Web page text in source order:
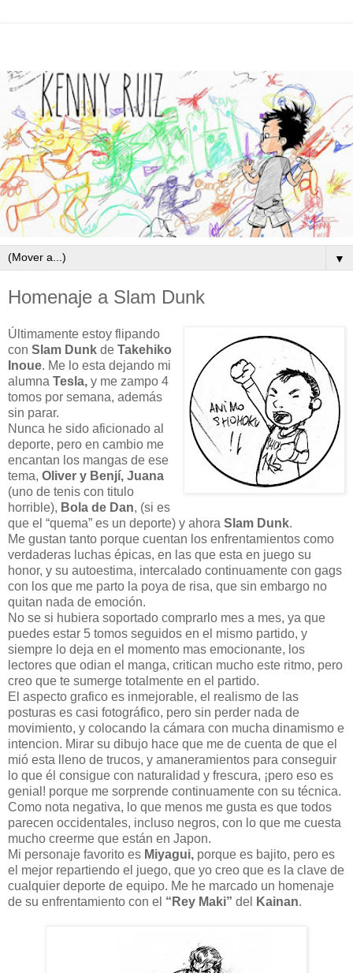
▼
Homenaje a Slam Dunk
Últimamente estoy flipando
con Slam Dunk de Takehiko
Inoue. Me lo esta dejando mi
alumna Tesla, y me zampo 4
tomos por semana, además
sin parar.
Nunca he sido aficionado al
deporte, pero en cambio me
encantan los mangas de ese
tema, Oliver y Benjí, Juana
(uno de tenis con titulo
horrible), Bola de Dan, (si es
que el “quema” es un deporte) y ahora Slam Dunk.
Me gustan tanto porque cuentan los enfrentamientos como
verdaderas luchas épicas, en las que esta en juego su
honor, y su autoestima, intercalado continuamente con gags
con los que me parto la poya de risa, que sin embargo no
quitan nada de emoción.
No se si hubiera soportado comprarlo mes a mes, ya que
puedes estar 5 tomos seguidos en el mismo partido, y
siempre lo deja en el momento mas emocionante, los
lectores que odian el manga, critican mucho este ritmo, pero
creo que te sumerge totalmente en el partido.
El aspecto grafico es inmejorable, el realismo de las
posturas es casi fotográfico, pero sin perder nada de
movimiento, y colocando la cámara con mucha dinamismo e
intencion. Mirar su dibujo hace que me de cuenta de que el
mió esta lleno de trucos, y amaneramientos para conseguir
lo que él consigue con naturalidad y frescura, ¡pero eso es
genial! porque me sorprende continuamente con su técnica.
Como nota negativa, lo que menos me gusta es que todos
parecen occidentales, incluso negros, con lo que me cuesta
mucho creerme que están en Japon.
Mi personaje favorito es Miyagui, porque es bajito, pero es
el mejor repartiendo el juego, que yo creo que es la clave de
cualquier deporte de equipo. Me he marcado un homenaje
de su enfrentamiento con el “Rey Maki” del Kainan.